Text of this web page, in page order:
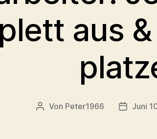
aus
Beitragsautor
Von Peter1966 Juni